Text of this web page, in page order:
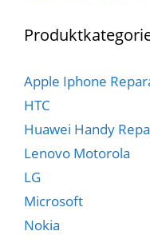
Apple Iphone
HTC
Huawei Handy
Lenovo Motorola
LG
Microsoft
Nokia